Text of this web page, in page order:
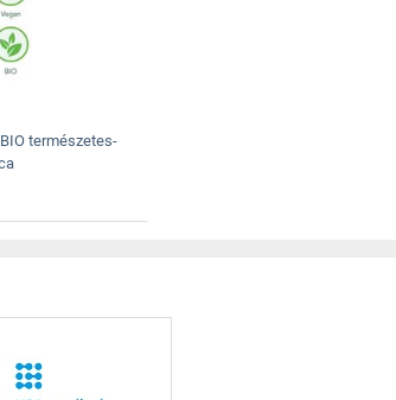
természetes-